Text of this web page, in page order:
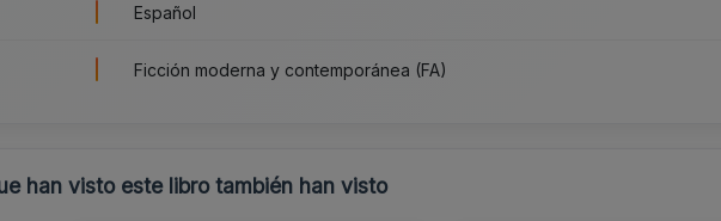
Español
Ficción moderna y contemporánea (FA)
han visto este libro también han visto